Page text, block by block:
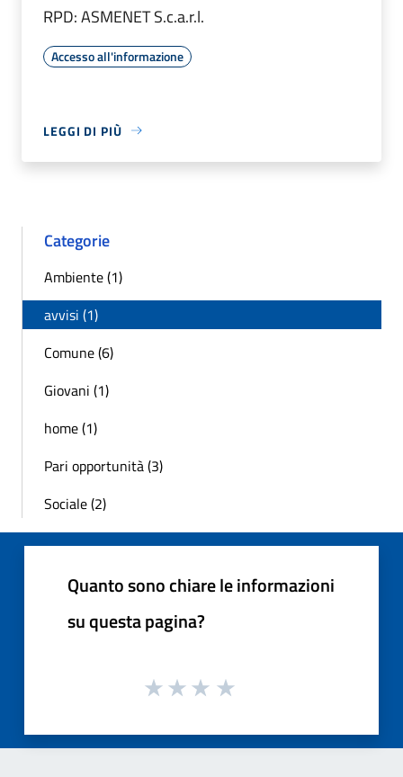
RPD: ASMENET S.c.a.r.l.
Accesso all'informazione
LEGGI DI PIÙ
Categorie
Ambiente (1)
avvisi (1)
Comune (6)
Giovani (1)
home (1)
Pari opportunità (3)
Sociale (2)
Quanto sono chiare le informazioni
su questa pagina?